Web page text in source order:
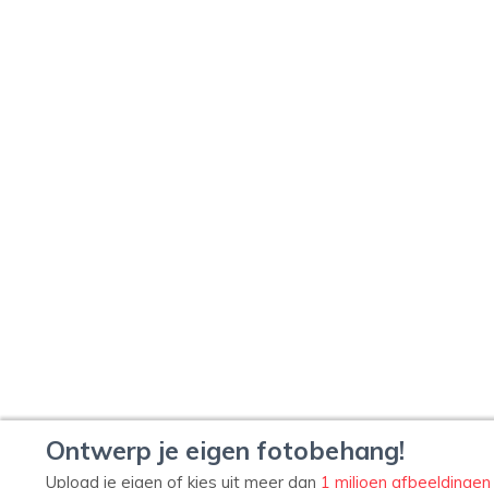
Ontwerp je eigen fotobehang!
Upload je eigen of kies uit meer dan 1 miljoen afbeeldingen